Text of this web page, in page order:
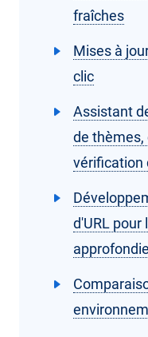
fraîches
Mises à
clic
Assistant
de
vérification
d'URL pour